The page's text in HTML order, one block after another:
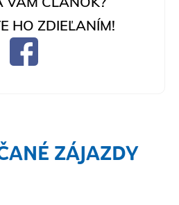
HO ZDIEĽANÍM!
ZÁJAZDY